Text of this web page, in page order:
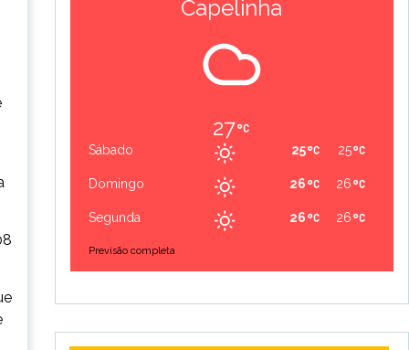
Capelinha
27
Sábado 25
25
Domingo 26
26
Segunda 26
26
Previsão completa